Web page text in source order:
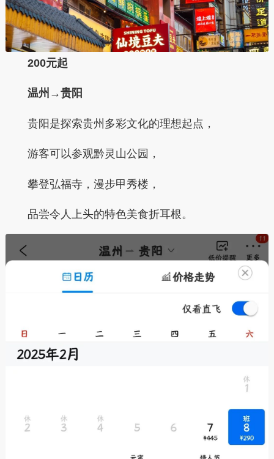
200元起
温州→贵阳
贵阳是探索贵州多彩文化的理想起点，
游客可以参观黔灵山公园，
攀登弘福寺，漫步甲秀楼，
品尝令人上头的特色美食折耳根。